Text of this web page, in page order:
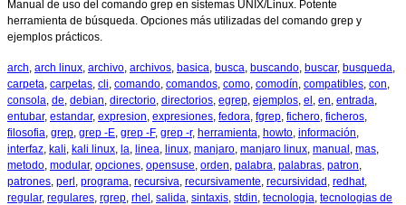
Manual de uso del comando grep en sistemas UNIX/Linux. Potente
herramienta de búsqueda. Opciones más utilizadas del comando grep y
ejemplos prácticos.
arch, arch linux, archivo, archivos, basica, busca, buscando, buscar, busqueda,
carpeta, carpetas, cli, comando, comandos, como, comodín, compatibles, con,
consola, de, debian, directorio, directorios, egrep, ejemplos, el , en, entrada,
entubar, estandar, expresion, expresiones, fedora, fgrep, fichero, ficheros,
filosofia, grep, grep -E, grep -F, grep -r, herramienta, howto, información,
interfaz, kali, kali linux, la, linea, linux, manjaro, manjaro linux, manual , mas,
metodo, modular, opciones, opensuse, orden, palabra, palabras, patron,
patrones, perl , programa, recursiva, recursivamente, recursividad , redhat,
regular, regulares, rgrep, rhel , salida, sintaxis, stdin, tecnologia, tecnologias de